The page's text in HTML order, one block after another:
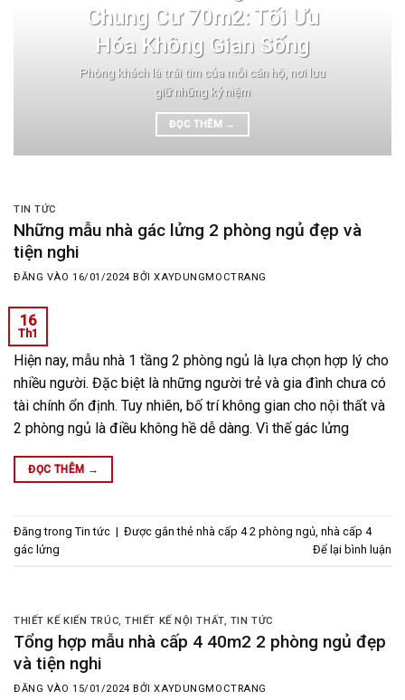
Chung Cư 70m2: Tối Ưu
Hóa Không Gian Sống
Phòng khách là trái tim của mỗi căn hộ, nơi lưu
giữ những kỷ niệm
ĐỌC THÊM →
TIN TỨC
Những mẫu nhà gác lửng 2 phòng ngủ đẹp và
tiện nghi
ĐĂNG VÀO16/01/2024 BỞIXAYDUNGMOCTRANG
16
Th1
Hiện nay, mẫu nhà 1 tầng 2 phòng ngủ là lựa chọn hợp lý cho
nhiều người. Đặc biệt là những người trẻ và gia đình chưa có
tài chính ổn định. Tuy nhiên, bố trí không gian cho nội thất và
2 phòng ngủ là điều không hề dễ dàng. Vì thế gác lửng
ĐỌC THÊM →
Đăng trong Tin tức | Được gắn thẻ nhà cấp 4 2 phòng ngủ nhà cấp 4
gác lửng
Để lại bình luận
THIẾT KẾ KIẾN TRÚC,THIẾT KẾ NỘI THẤT, TIN TỨC
Tổng hợp mẫu nhà cấp 4 40m2 2 phòng ngủ đẹp
và tiện nghi
ĐĂNG VÀO15/01/2024 BỞIXAYDUNGMOCTRANG